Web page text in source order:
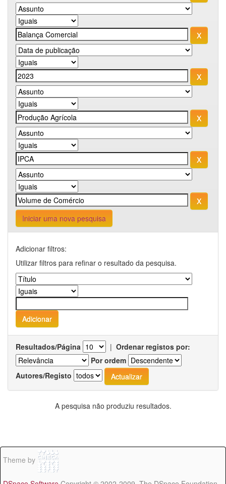
Iniciar uma nova pesquisa
Adicionar filtros:
Utilizar filtros para refinar o resultado da pesquisa.
Resultados/Página | Ordenar registos por:
Por ordem
Autores/Registo
A pesquisa não produziu resultados.
Theme by